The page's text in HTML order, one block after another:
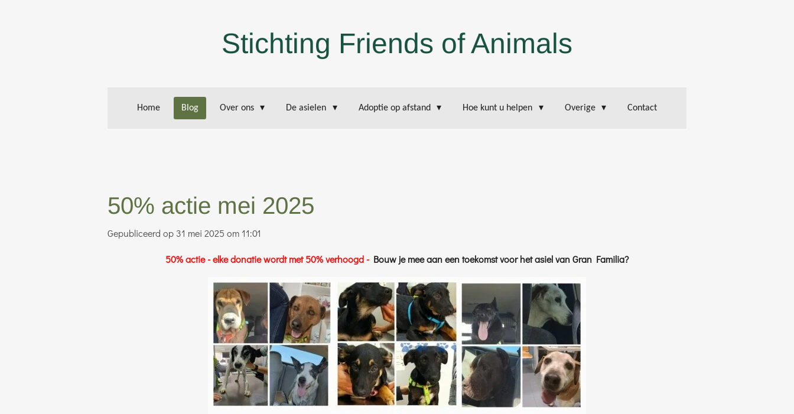
Stichting Friends of Animals
Home Blog Over ons De asielen Adoptie op afstand Hoe kunt u helpen Overige Contact
50% actie mei 2025
Gepubliceerd op 31 mei 2025 om 11:01
50% actie - elke donatie wordt met 50% verhoogd - Bouw je mee aan een toekomst voor het asiel van Gran Familia?